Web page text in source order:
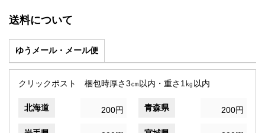
送料について
ゆうメール・メール便
クリックポスト 梱包時厚さ3㎝以内・重さ1㎏以内
北海道 200円 青森県 200円